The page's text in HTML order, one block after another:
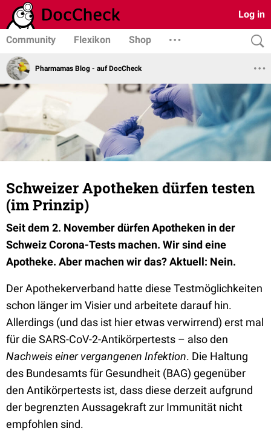
Log in
Community Flexikon Shop
Pharmamas Blog - auf DocCheck
Schweizer Apotheken dürfen testen
(im Prinzip)
Seit dem 2. November dürfen Apotheken in der
Schweiz Corona-Tests machen. Wir sind eine
Apotheke. Aber machen wir das? Aktuell: Nein.
Der Apothekerverband hatte diese Testmöglichkeiten
schon länger im Visier und arbeitete darauf hin.
Allerdings (und das ist hier etwas verwirrend) erst mal
für die SARS-CoV-2-Antikörpertests – also den
Nachweis einer vergangenen Infektion. Die Haltung
des Bundesamts für Gesundheit (BAG) gegenüber
den Antikörpertests ist, dass diese derzeit aufgrund
der begrenzten Aussagekraft zur Immunität nicht
empfohlen sind.